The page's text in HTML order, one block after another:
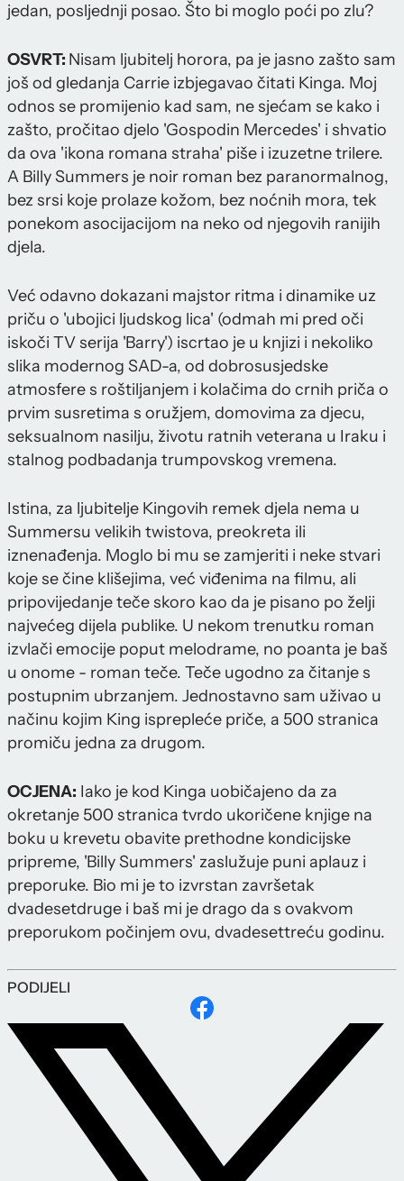
jedan, posljednji posao. Što bi moglo poći po zlu?
OSVRT: Nisam ljubitelj horora, pa je jasno zašto sam
još od gledanja Carrie izbjegavao čitati Kinga. Moj
odnos se promijenio kad sam, ne sjećam se kako i
zašto, pročitao djelo 'Gospodin Mercedes' i shvatio
da ova 'ikona romana straha' piše i izuzetne trilere.
A Billy Summers je noir roman bez paranormalnog,
bez srsi koje prolaze kožom, bez noćnih mora, tek
ponekom asocijacijom na neko od njegovih ranijih
djela.
Već odavno dokazani majstor ritma i dinamike uz
priču o 'ubojici ljudskog lica' (odmah mi pred oči
iskoči TV serija 'Barry') iscrtao je u knjizi i nekoliko
slika modernog SAD-a, od dobrosusjedske
atmosfere s roštiljanjem i kolačima do crnih priča o
prvim susretima s oružjem, domovima za djecu,
seksualnom nasilju, životu ratnih veterana u Iraku i
stalnog podbadanja trumpovskog vremena.
Istina, za ljubitelje Kingovih remek djela nema u
Summersu velikih twistova, preokreta ili
iznenađenja. Moglo bi mu se zamjeriti i neke stvari
koje se čine klišejima, već viđenima na filmu, ali
pripovijedanje teče skoro kao da je pisano po želji
najvećeg dijela publike. U nekom trenutku roman
izvlači emocije poput melodrame, no poanta je baš
u onome - roman teče. Teče ugodno za čitanje s
postupnim ubrzanjem. Jednostavno sam uživao u
načinu kojim King isprepleće priče, a 500 stranica
promiču jedna za drugom.
OCJENA: Iako je kod Kinga uobičajeno da za
okretanje 500 stranica tvrdo ukoričene knjige na
boku u krevetu obavite prethodne kondicijske
pripreme, 'Billy Summers' zaslužuje puni aplauz i
preporuke. Bio mi je to izvrstan završetak
dvadesetdruge i baš mi je drago da s ovakvom
preporukom počinjem ovu, dvadesettreću godinu.
PODIJELI